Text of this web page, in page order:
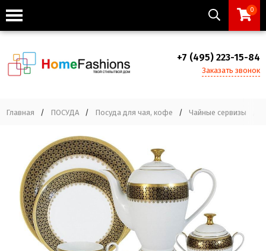
0
+7 (495) 223-15-84
Заказать звонок
Главная / ПОСУДА / Посуда для чая, кофе / Чайные сервизы